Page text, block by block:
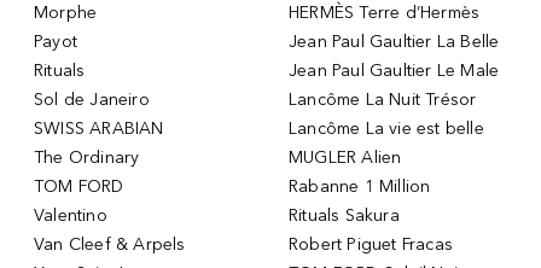
Morphe
Payot
Rituals
Sol de Janeiro
SWISS ARABIAN
The Ordinary
TOM FORD
Valentino
Van Cleef & Arpels
HERMÈS Terre d’Hermès
Jean Paul Gaultier La Belle
Jean Paul Gaultier Le Male
Lancôme La Nuit Trésor
Lancôme La vie est belle
MUGLER Alien
Rabanne 1 Million
Rituals Sakura
Robert Piguet Fracas